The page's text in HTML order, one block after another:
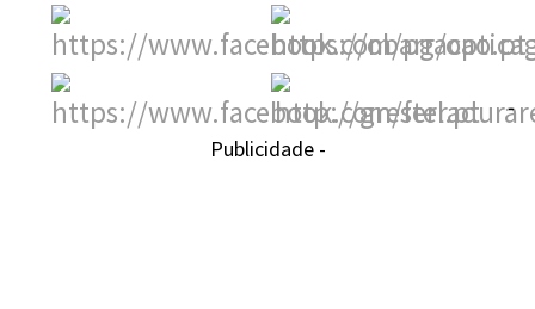
-
Publicidade -